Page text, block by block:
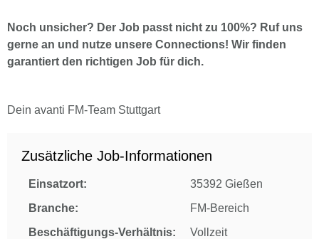
Noch unsicher? Der Job passt nicht zu 100%? Ruf uns
gerne an und nutze unsere Connections! Wir finden
garantiert den richtigen Job für dich.
Dein avanti FM-Team Stuttgart
Zusätzliche Job-Informationen
Einsatzort:
35392 Gießen
Branche:
FM-Bereich
Beschäftigungs-Verhältnis:
Vollzeit